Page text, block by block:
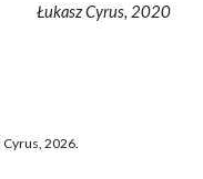
Łukasz Cyrus, 2020
2026.